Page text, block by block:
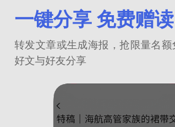
一键分享 免费赠读
转发文章或生成海报，抢限量名
好文与好友分享